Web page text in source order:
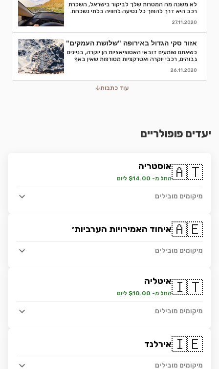
לא משנה מה המטרות שלך לביקור בישראל, השכרת
רכב היא דרך להפוך כל נסיעה לחוויה בלתי נשכחת.
הציבורית ולבחור השכרת רכב
27.11.2020
אזור סקי הגדול באירופה "שלושת העמקים"
כשאתם שומעים דובאי האסוציאציות הן יוקרה, בניינים
גבוהים, רכבי יוקרה ואטרקציות מטורפות שאין באף
כלל מפגישות.
26.11.2020
עוד כתבות
יעדים פופולריים
🇦🇹אוסטריה
החל מ- $14.00 ליום
מיקומים מובילים
🇦🇪איחוד האמירויות הערביות׳
מיקומים מובילים
🇮🇹איטליה
החל מ- $10.00 ליום
מיקומים מובילים
🇮🇪אירלנד
מיקומים מובילים